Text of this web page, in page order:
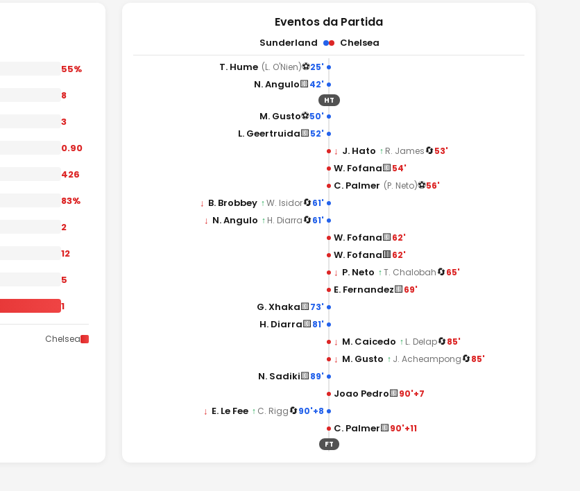
55%
8
3
0.90
426
83%
2
12
5
1
Chelsea
Eventos da Partida
Sunderland Chelsea
25'
⚽
T. Hume (L. O'Nien)
42'
🟨
N. Angulo
HT
50'
⚽
M. Gusto
52'
🟨
L. Geertruida
↓ J. Hato ↑ R. James🔄53'
W. Fofana🟨54'
C. Palmer (P. Neto)⚽56'
61'
🔄
↓ B. Brobbey ↑W. Isidor
61'
🔄
↓ N. Angulo ↑ H. Diarra
W. Fofana🟨62'
W. Fofana🟥62'
↓ P. Neto ↑T. Chalobah🔄65'
E. Fernandez🟨69'
73'
🟨
G. Xhaka
81'
🟨
H. Diarra
↓ M. Caicedo ↑ L. Delap🔄85'
↓ M. Gusto ↑ J. Acheampong🔄85'
89'
🟨
N. Sadiki
Joao Pedro🟨90'+7
90'+8
🔄
↓ E. Le Fee ↑ C. Rigg
C. Palmer🟨90'+11
FT